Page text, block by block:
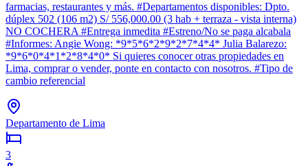
farmacias, restaurantes y más. #Departamentos disponibles: Dpto.
dúplex 502 (106 m2) S/ 556,000.00 (3 hab + terraza - vista interna)
NO COCHERA #Entrega inmedita #Estreno/No se paga alcabala
#Informes: Angie Wong: *9*5*6*2*9*2*7*4*4* Julia Balarezo:
*9*6*0*4*1*2*8*4*0* Si quieres conocer otras propiedades en
Lima, comprar o vender, ponte en contacto con nosotros. #Tipo de
cambio referencial
Departamento de Lima
3